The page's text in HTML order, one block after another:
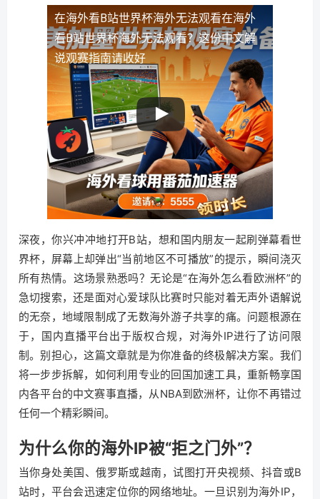
在海外看B站世界杯海外无法观看在海外
看B站世界杯海外无法观看？这份中文解
说观赛指南请收好
深夜，你兴冲冲地打开B站，想和国内朋友一起刷弹幕看世
界杯，屏幕上却弹出“当前地区不可播放”的提示，瞬间浇灭
所有热情。这场景熟悉吗？无论是“在海外怎么看欧洲杯”的
急切搜索，还是面对心爱球队比赛时只能对着无声外语解说
的无奈，地域限制成了无数海外游子共享的痛。问题根源在
于，国内直播平台出于版权合规，对海外IP进行了访问限
制。别担心，这篇文章就是为你准备的终极解决方案。我们
将一步步拆解，如何利用专业的回国加速工具，重新畅享国
内各平台的中文赛事直播，从NBA到欧洲杯，让你不再错过
任何一个精彩瞬间。
为什么你的海外IP被“拒之门外”？
当你身处美国、俄罗斯或越南，试图打开央视频、抖音或B
站时，平台会迅速定位你的网络地址。一旦识别为海外IP，